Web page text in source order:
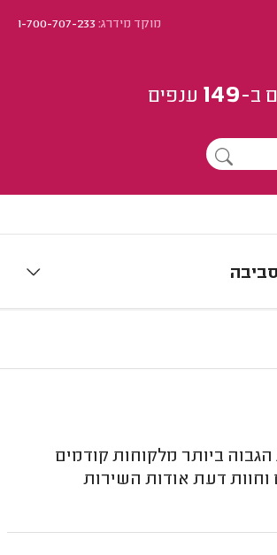
מוקד מידרג:1-700-707-233
ב-149 ענפים
ביותר מלקוחות קודמים
דעת אודות השירות